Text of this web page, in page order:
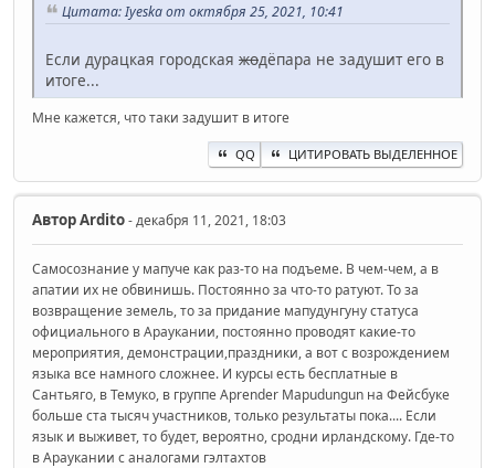
Цитата: Iyeska от октября 25, 2021, 10:41
Если дурацкая городская жодёпара не задушит его в
итоге...
Мне кажется, что таки задушит в итоге
QQ ЦИТИРОВАТЬ ВЫДЕЛЕННОЕ
АвторArdito- декабря 11, 2021, 18:03
Самосознание у мапуче как раз-то на подъеме. В чем-чем, а в
апатии их не обвинишь. Постоянно за что-то ратуют. То за
возвращение земель, то за придание мапудунгуну статуса
официального в Араукании, постоянно проводят какие-то
мероприятия, демонстрации,праздники, а вот с возрождением
языка все намного сложнее. И курсы есть бесплатные в
Сантьяго, в Темуко, в группе Aprender Mapudungun на Фейсбуке
больше ста тысяч участников, только результаты пока.... Если
язык и выживет, то будет, вероятно, сродни ирландскому. Где-то
в Араукании с аналогами гэлтахтов